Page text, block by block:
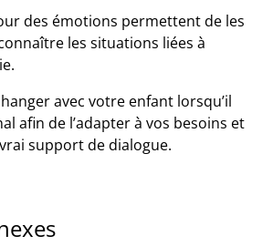
des émotions permettent de les
les situations liées à
avec votre enfant lorsqu’il
afin de l’adapter à vos besoins et
support de dialogue.